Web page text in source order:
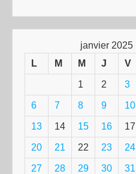
janvier 2025
L
M M J V
1 2 3
6 7 8 9 10
13 14 15 16 17
20 21 22 23 24
27 28 29 30 31